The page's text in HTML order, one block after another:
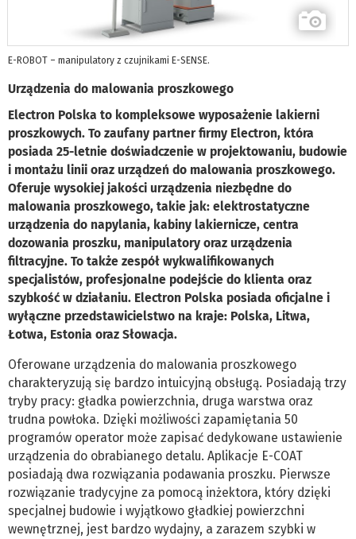
E-ROBOT – manipulatory z czujnikami E-SENSE.
Urządzenia do malowania proszkowego
Electron Polska to kompleksowe wyposażenie lakierni
proszkowych. To zaufany partner firmy Electron, która
posiada 25-letnie doświadczenie w projektowaniu, budowie
i montażu linii oraz urządzeń do malowania proszkowego.
Oferuje wysokiej jakości urządzenia niezbędne do
malowania proszkowego, takie jak: elektrostatyczne
urządzenia do napylania, kabiny lakiernicze, centra
dozowania proszku, manipulatory oraz urządzenia
filtracyjne. To także zespół wykwalifikowanych
specjalistów, profesjonalne podejście do klienta oraz
szybkość w działaniu. Electron Polska posiada oficjalne i
wyłączne przedstawicielstwo na kraje: Polska, Litwa,
Łotwa, Estonia oraz Słowacja.
Oferowane urządzenia do malowania proszkowego
charakteryzują się bardzo intuicyjną obsługą. Posiadają trzy
tryby pracy: gładka powierzchnia, druga warstwa oraz
trudna powłoka. Dzięki możliwości zapamiętania 50
programów operator może zapisać dedykowane ustawienie
urządzenia do obrabianego detalu. Aplikacje E-COAT
posiadają dwa rozwiązania podawania proszku. Pierwsze
rozwiązanie tradycyjne za pomocą inżektora, który dzięki
specjalnej budowie i wyjątkowo gładkiej powierzchni
wewnętrznej, jest bardzo wydajny, a zarazem szybki w